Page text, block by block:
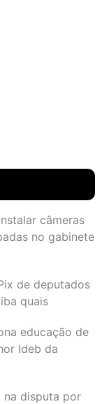
câmeras
no gabinete
de deputados
quais
educação de
Ideb da
na disputa por